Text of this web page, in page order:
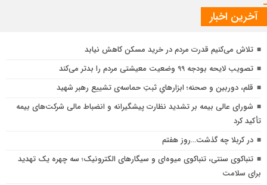
آخرین اخبار
تلاش می‌کنیم قدرت مردم در خرید مسکن کاهش نیابد
تصویب لایحه بودجه 99 وضعیت معیشتی مردم را بدتر می‌کند
قلم، دوربین و صحنه؛ ابزارهایِ ثبتِ حماسه‌ی تشییع رهبر شهید
شورای عالی بیمه بر تشدید نظارت پیشگیرانه و انضباط مالی شرکت‌های بیمه
تأکید کرد
در کربلا چه گذشت…روز هفتم
تنباکوی سنتی، تنباکوی میوه‌ای و سیگارهای الکترونیک؛ سه چهره یک تهدید
برای سلامت